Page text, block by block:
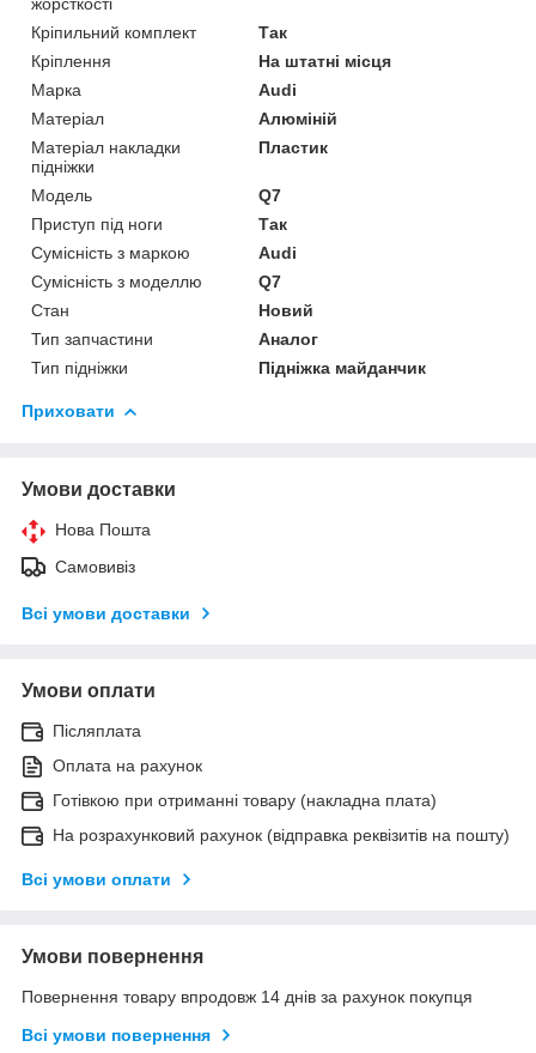
Кріпильний комплект
Так
Кріплення
На штатні місця
Марка
Audi
Матеріал
Алюміній
Матеріал накладки
підніжки
Пластик
Модель
Q7
Приступ під ноги
Так
Сумісність з маркою
Audi
Сумісність з моделлю
Q7
Стан
Новий
Тип запчастини
Аналог
Тип підніжки
Підніжка майданчик
Приховати
Умови доставки
Нова Пошта
Самовивіз
Всі умови доставки
Умови оплати
Післяплата
Оплата на рахунок
Готівкою при отриманні товару (накладна плата)
На розрахунковий рахунок (відправка реквізитів на пошту)
Всі умови оплати
Умови повернення
Повернення товару впродовж 14 днів за рахунок покупця
Всі умови повернення